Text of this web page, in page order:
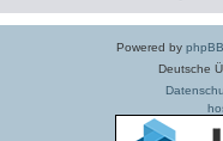
Powered by phpBB
Deutsche